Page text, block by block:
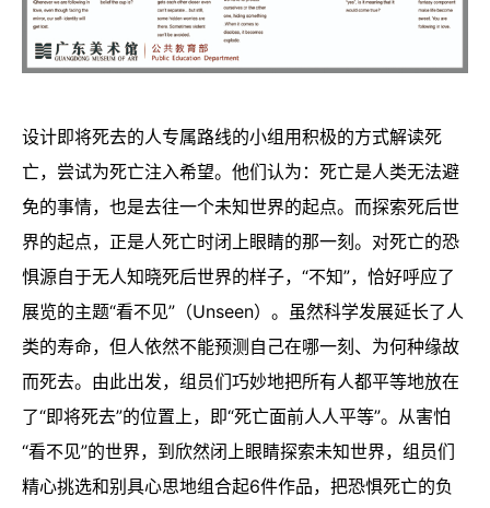
设计即将死去的人专属路线的小组用积极的方式解读死
亡，尝试为死亡注入希望。他们认为：死亡是人类无法避
免的事情，也是去往一个未知世界的起点。而探索死后世
界的起点，正是人死亡时闭上眼睛的那一刻。对死亡的恐
惧源自于无人知晓死后世界的样子，“不知”，恰好呼应了
展览的主题“看不见”（Unseen）。虽然科学发展延长了人
类的寿命，但人依然不能预测自己在哪一刻、为何种缘故
而死去。由此出发，组员们巧妙地把所有人都平等地放在
了“即将死去”的位置上，即“死亡面前人人平等”。从害怕
“看不见”的世界，到欣然闭上眼睛探索未知世界，组员们
精心挑选和别具心思地组合起6件作品，把恐惧死亡的负